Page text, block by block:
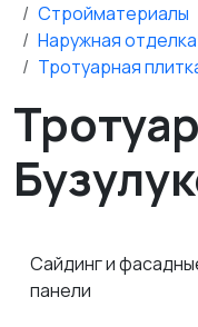
Стройматериалы
Наружная
Тротуарная
Сайдинг и
панели